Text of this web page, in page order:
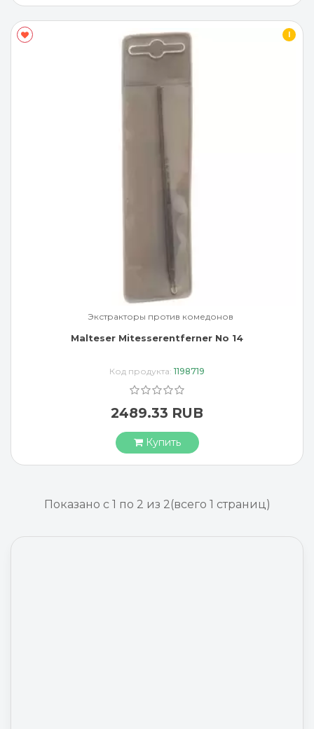
I
Экстракторы против комедонов
Malteser Mitesserentferner No 14
Код продукта: 1198719
2489.33 RUB
Купить
Показано с 1 по 2 из 2 (всего 1 страниц)